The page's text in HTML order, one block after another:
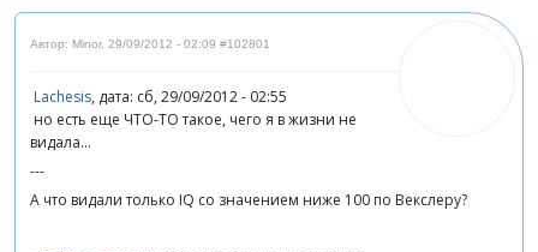
Автор: Minor, 29/09/2012 - 02:09 #102801
Lachesis, дата: сб, 29/09/2012 - 02:55
но есть еще ЧТО-ТО такое, чего я в жизни не
видала...
---
А что видали только IQ cо значением ниже 100 по Векслеру?